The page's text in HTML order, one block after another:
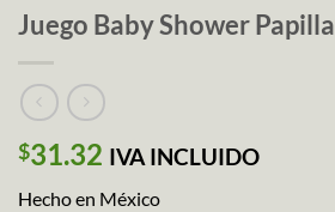
Juego Baby Shower Papilla
$31.32 IVA INCLUIDO
Hecho en México